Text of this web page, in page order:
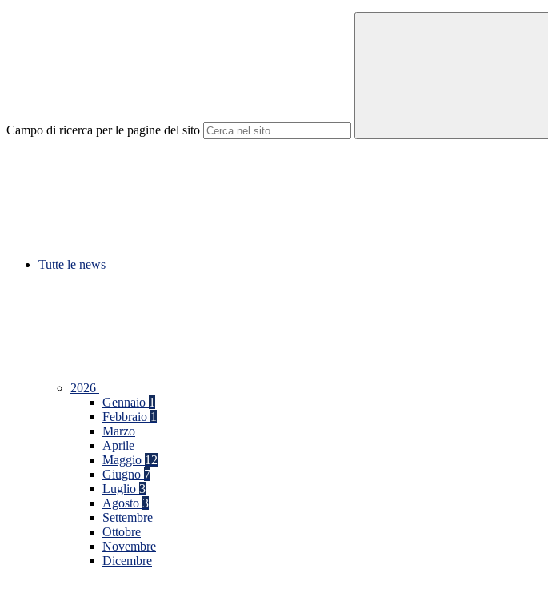
Campo di ricerca per le pagine del sito
Tutte le news
2026
Gennaio 1
Febbraio 1
Marzo
Aprile
Maggio 12
Giugno 7
Luglio 3
Agosto 3
Settembre
Ottobre
Novembre
Dicembre